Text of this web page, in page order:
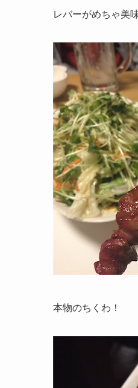
レバーがめちゃ美味
本物のちくわ！